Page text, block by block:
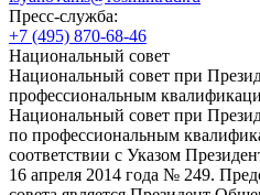
Пресс-служба:
+7 (495) 870-68-46
Национальный совет
Национальный совет при
профессиональным
Национальный совет при
по профессиональным
соответствии с Указом
16 апреля 2014 года № 249.